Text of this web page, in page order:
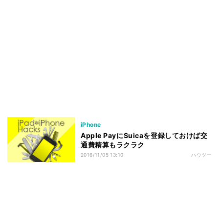
iPhone
Apple PayにSuicaを登録しておけば交
通費精算もラクラク
2016/11/05 13:10 ハウツー